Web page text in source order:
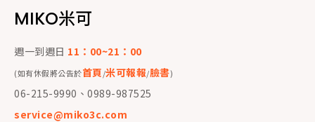
MIKO米可
週一到週日 11：00~21：00
(如有休假將公告於首頁/米可報報/臉書)
06-215-9990、0989-987525
service@miko3c.com